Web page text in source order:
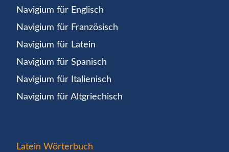
Navigium für Englisch
Navigium für Französisch
Navigium für Latein
Navigium für Spanisch
Navigium für Italienisch
Navigium für Altgriechisch
Latein Wörterbuch